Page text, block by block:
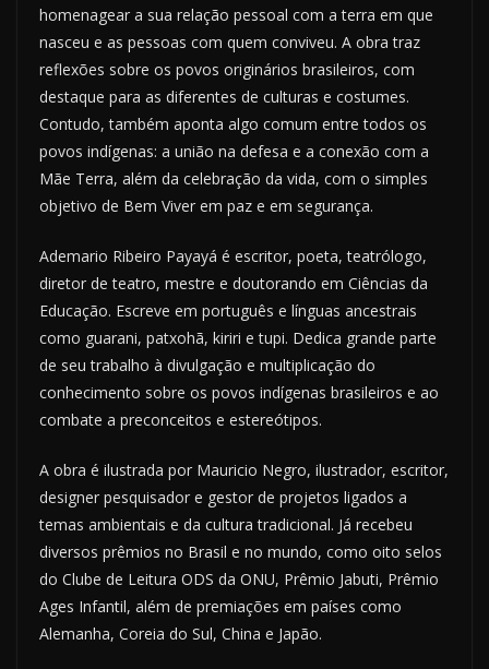
homenagear a sua relação pessoal com a terra em que
nasceu e as pessoas com quem conviveu. A obra traz
reflexões sobre os povos originários brasileiros, com
destaque para as diferentes de culturas e costumes.
Contudo, também aponta algo comum entre todos os
povos indígenas: a união na defesa e a conexão com a
Mãe Terra, além da celebração da vida, com o simples
objetivo de Bem Viver em paz e em segurança.
Ademario Ribeiro Payayá é escritor, poeta, teatrólogo,
diretor de teatro, mestre e doutorando em Ciências da
Educação. Escreve em português e línguas ancestrais
como guarani, patxohã, kiriri e tupi. Dedica grande parte
de seu trabalho à divulgação e multiplicação do
conhecimento sobre os povos indígenas brasileiros e ao
combate a preconceitos e estereótipos.
A obra é ilustrada por Mauricio Negro, ilustrador, escritor,
designer pesquisador e gestor de projetos ligados a
temas ambientais e da cultura tradicional. Já recebeu
diversos prêmios no Brasil e no mundo, como oito selos
do Clube de Leitura ODS da ONU, Prêmio Jabuti, Prêmio
Ages Infantil, além de premiações em países como
Alemanha, Coreia do Sul, China e Japão.